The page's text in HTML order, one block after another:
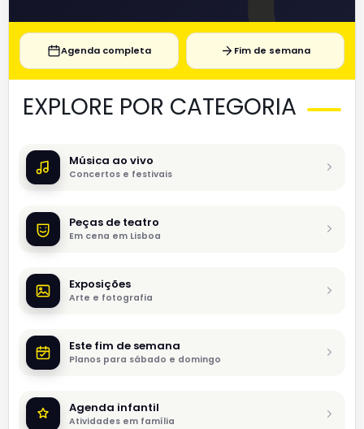
Agenda completa Fim de semana
EXPLORE POR CATEGORIA
Música ao vivo
Concertos e festivais
Peças de teatro
Em cena em Lisboa
Exposições
Arte e fotografia
Este fim de semana
Planos para sábado e domingo
Agenda infantil
Atividades em família